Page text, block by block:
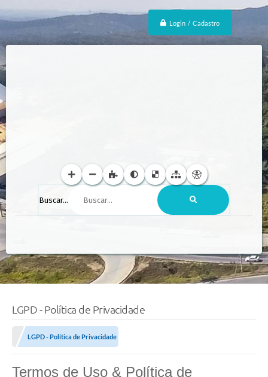
Login / Cadastro
Buscar...
LGPD - Política de Privacidade
LGPD - Política de Privacidade
Termos de Uso & Política de